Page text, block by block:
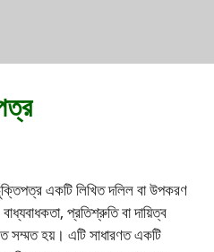
একটি লিখিত দলিল বা উপকরণ
প্রতিশ্রুতি বা দায়িত্ব
সম্মত হয়। এটি সাধারণত একটি